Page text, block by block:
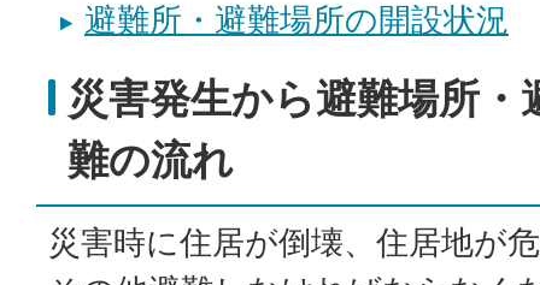
避難所・避難場所の開設状況
災害発生から避難場所・
難の流れ
災害時に住居が倒壊、住居地が